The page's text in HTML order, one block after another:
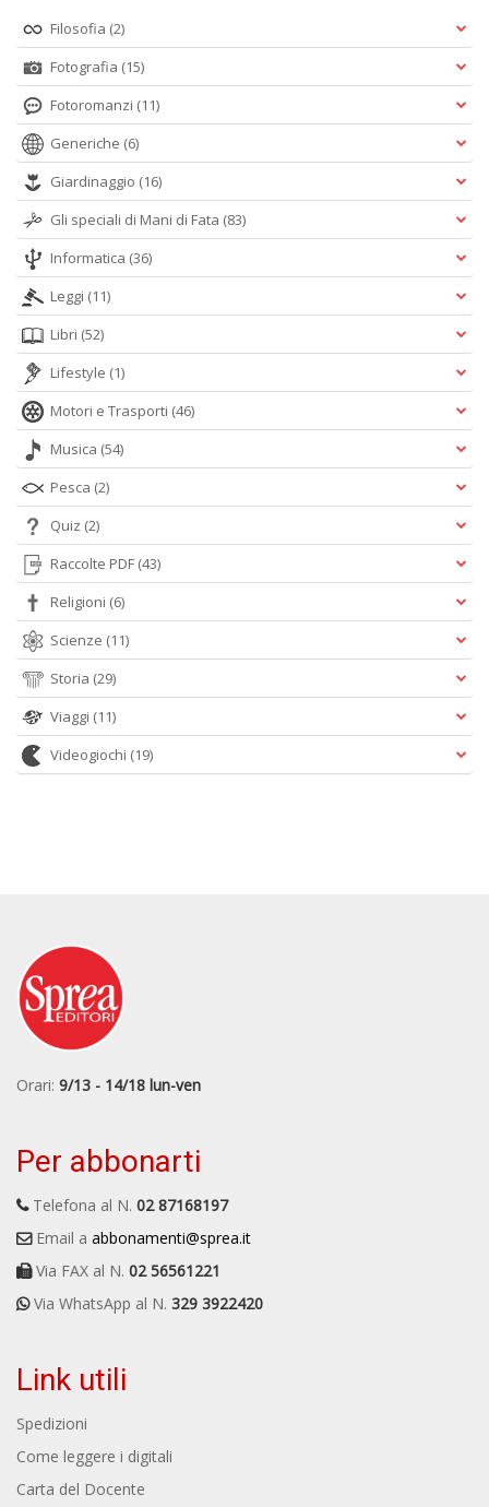
Filosofia (2)
Fotografia (15)
Fotoromanzi (11)
Generiche (6)
Giardinaggio (16)
Gli speciali di Mani di Fata (83)
Informatica (36)
Leggi (11)
Libri (52)
Lifestyle (1)
Motori e Trasporti (46)
Musica (54)
Pesca (2)
Quiz (2)
Raccolte PDF (43)
Religioni (6)
Scienze (11)
Storia (29)
Viaggi (11)
Videogiochi (19)
Orari: 9/13 - 14/18 lun-ven
Per abbonarti
Telefona al N. 02 87168197
Email a abbonamenti@sprea.it
Via FAX al N. 02 56561221
Via WhatsApp al N. 329 3922420
Link utili
Spedizioni
Come leggere i digitali
Carta del Docente